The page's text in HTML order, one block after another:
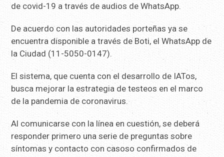
de covid-19 a través de audios de WhatsApp.
De acuerdo con las autoridades porteñas ya se
encuentra disponible a través de Boti, el WhatsApp de
la Ciudad (11-5050-0147).
El sistema, que cuenta con el desarrollo de IATos,
busca mejorar la estrategia de testeos en el marco
de la pandemia de coronavirus.
Al comunicarse con la línea en cuestión, se deberá
responder primero una serie de preguntas sobre
síntomas y contacto con casoso confirmados de